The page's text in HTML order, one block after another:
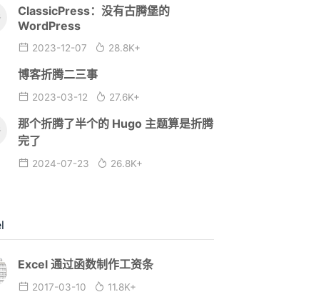
ClassicPress：没有古腾堡的
WordPress
2023-12-07 28.8K+
博客折腾二三事
2023-03-12 27.6K+
那个折腾了半个的 Hugo 主题算是折腾
完了
2024-07-23 26.8K+
Excel 通过函数制作工资条
2017-03-10 11.8K+